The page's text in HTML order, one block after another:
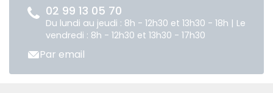
02 99 13 05 70
Du lundi au jeudi : 8h - 12h30 et 13h30 - 18h | Le
vendredi : 8h - 12h30 et 13h30 - 17h30
Par email